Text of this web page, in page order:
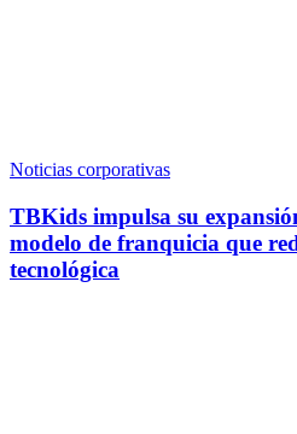
Noticias corporativas
TBKids impulsa su
modelo de franquicia que
tecnológica